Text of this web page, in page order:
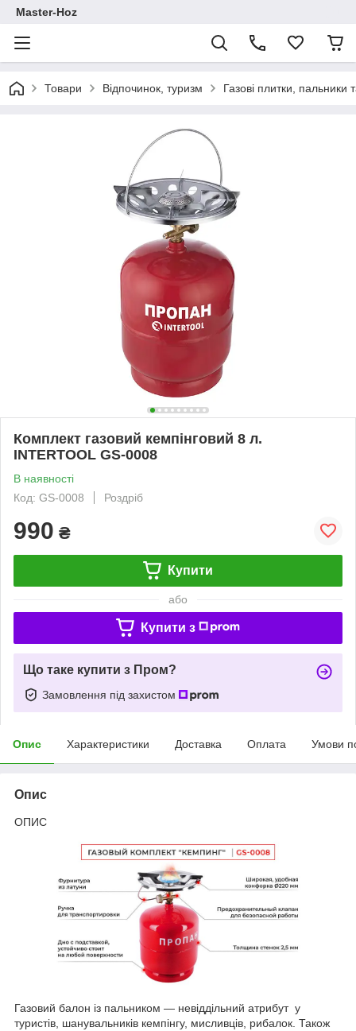
Master-Hoz
Товари Відпочинок, туризм Газові плитки, пальники
Комплект газовий кемпінговий 8 л.
INTERTOOL GS-0008
В наявності
Код: GS-0008
Роздріб
990 ₴
Купити
або
Купити з
Що таке купити з Пром?
Замовлення під захистом
Опис Характеристики Доставка Оплата Умови
Опис
ОПИС
Газовий балон із пальником — невіддільний атрибут у
туристів, шанувальників кемпінгу, мисливців, рибалок. Також